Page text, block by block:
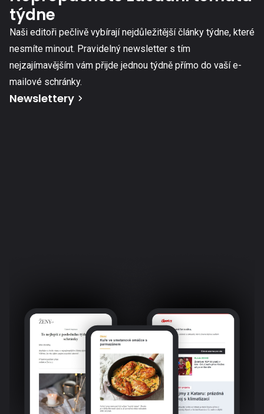
týdne
Naši editoři pečlivě vybírají nejdůležitější články týdne, které
nesmíte minout. Pravidelný newsletter s tím
nejzajímavějším vám přijde jednou týdně přímo do vaší e-
mailové schránky.
Newslettery